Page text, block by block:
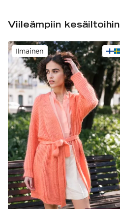
Viileämpiin kesäiltoihin
Ilmainen